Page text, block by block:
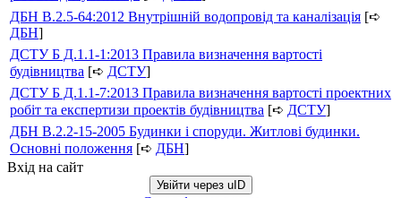
ДБН В.2.5-64:2012 Внутрішній водопровід та каналізація [➪
ДБН]
ДСТУ Б Д.1.1-1:2013 Правила визначення вартості
будівництва [➪ ДСТУ]
ДСТУ Б Д.1.1-7:2013 Правила визначення вартості проектних
робіт та експертизи проектів будівництва [➪ ДСТУ]
ДБН В.2.2-15-2005 Будинки і споруди. Житлові будинки.
Основні положення [➪ ДБН]
Вхід на сайт
Увійти через uID